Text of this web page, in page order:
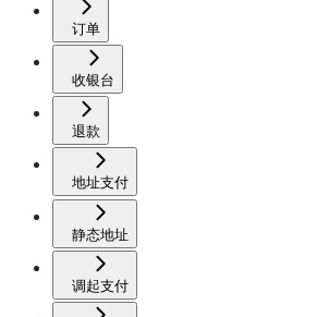
订单
收银台
退款
地址支付
静态地址
调起支付